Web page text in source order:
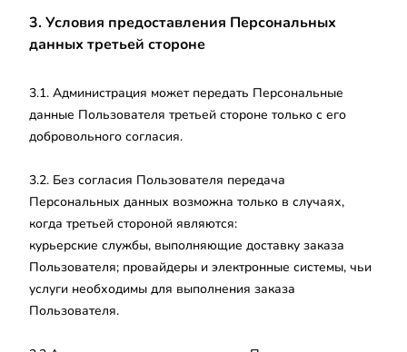
3. Условия предоставления Персональных
данных третьей стороне
3.1. Администрация может передать Персональные
данные Пользователя третьей стороне только с его
добровольного согласия.
3.2. Без согласия Пользователя передача
Персональных данных возможна только в случаях,
когда третьей стороной являются:
курьерские службы, выполняющие доставку заказа
Пользователя; провайдеры и электронные системы, чьи
услуги необходимы для выполнения заказа
Пользователя.